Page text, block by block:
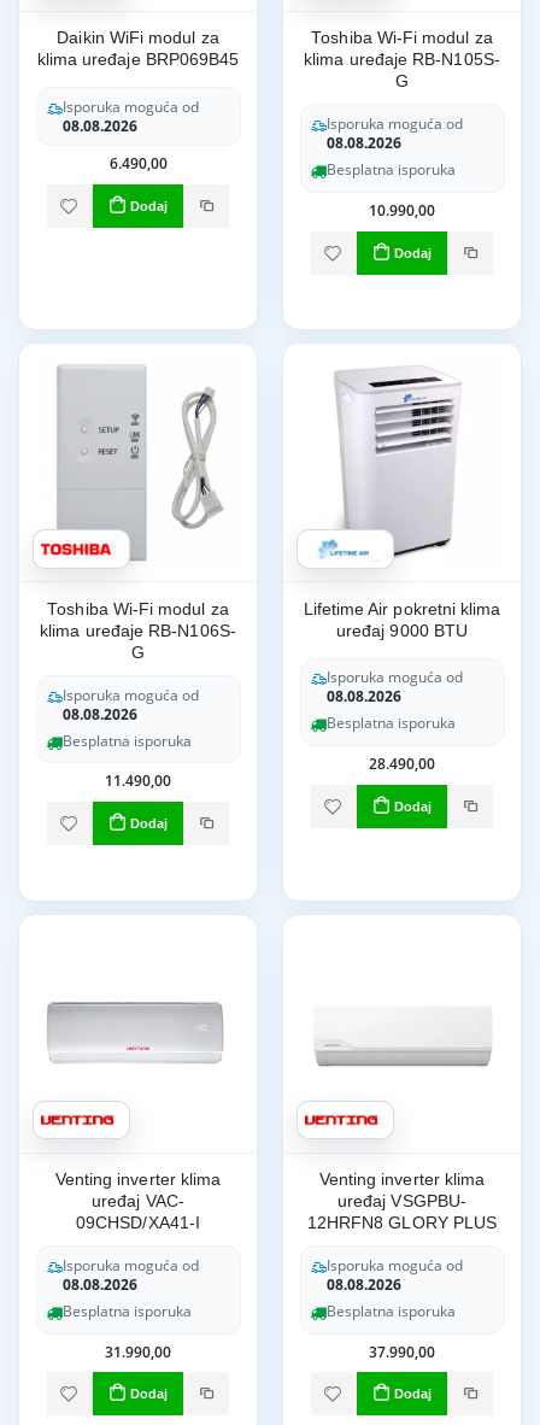
Daikin WiFi modul za
klima uređaje BRP069B45
Isporuka moguća od
08.08.2026
6.490,00
Dodaj
Toshiba Wi-Fi modul za
klima uređaje RB-N105S-
G
Isporuka moguća od
08.08.2026
Besplatna isporuka
10.990,00
Dodaj
Toshiba Wi-Fi modul za
klima uređaje RB-N106S-
G
Isporuka moguća od
08.08.2026
Besplatna isporuka
11.490,00
Dodaj
Lifetime Air pokretni klima
uređaj 9000 BTU
Isporuka moguća od
08.08.2026
Besplatna isporuka
28.490,00
Dodaj
Venting inverter klima
uređaj VAC-
09CHSD/XA41-I
Isporuka moguća od
08.08.2026
Besplatna isporuka
31.990,00
Dodaj
Venting inverter klima
uređaj VSGPBU-
12HRFN8 GLORY PLUS
Isporuka moguća od
08.08.2026
Besplatna isporuka
37.990,00
Dodaj